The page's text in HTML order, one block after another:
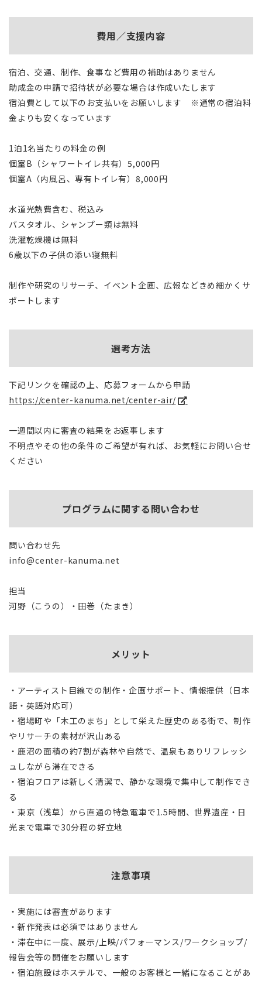
費用／支援内容
宿泊、交通、制作、食事など費用の補助はありません
助成金の申請で招待状が必要な場合は作成いたします
宿泊費として以下のお支払いをお願いします ※通常の宿泊料
金よりも安くなっています
1泊1名当たりの料金の例
個室B（シャワートイレ共有）5,000円
個室A（内風呂、専有トイレ有）8,000円
水道光熱費含む、税込み
バスタオル、シャンプー類は無料
洗濯乾燥機は無料
6歳以下の子供の添い寝無料
制作や研究のリサーチ、イベント企画、広報などきめ細かくサ
ポートします
選考方法
下記リンクを確認の上、応募フォームから申請
https://center-kanuma.net/center-air/
一週間以内に審査の結果をお返事します
不明点やその他の条件のご希望が有れば、お気軽にお問い合せ
ください
プログラムに関する問い合わせ
問い合わせ先
info@center-kanuma.net
担当
河野（こうの）・田巻（たまき）
メリット
・アーティスト目線での制作・企画サポート、情報提供（日本
語・英語対応可）
・宿場町や「木工のまち」として栄えた歴史のある街で、制作
やリサーチの素材が沢山ある
・鹿沼の面積の約7割が森林や自然で、温泉もありリフレッシ
ュしながら滞在できる
・宿泊フロアは新しく清潔で、静かな環境で集中して制作でき
る
・東京（浅草）から直通の特急電車で1.5時間、世界遺産・日
光まで電車で30分程の好立地
注意事項
・実施には審査があります
・新作発表は必須ではありません
・滞在中に一度、展示/上映/パフォーマンス/ワークショップ/
報告会等の開催をお願いします
・宿泊施設はホステルで、一般のお客様と一緒になることがあ